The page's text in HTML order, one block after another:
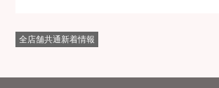
全店舗共通新着情報